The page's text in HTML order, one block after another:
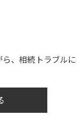
、相続トラブル